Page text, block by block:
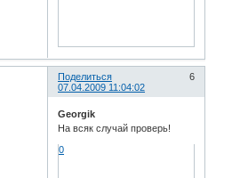
Поделиться
6
07.04.2009 11:04:02
Georgik
На всяк случай проверь!
0